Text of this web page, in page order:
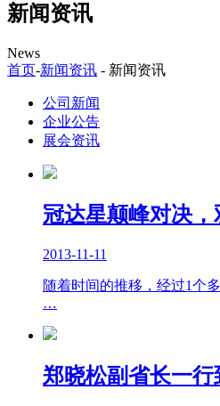
新闻资讯
News
首页-新闻资讯 - 新闻资讯
公司新闻
企业公告
展会资讯
冠达星颠峰对决，
2013-11-11
随着时间的推移，经过1个
…
郑晓松副省长一